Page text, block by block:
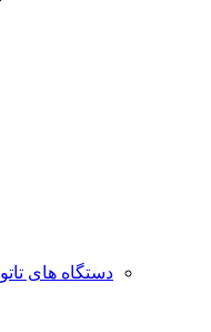
دستگاه های تاتو